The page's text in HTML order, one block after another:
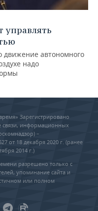
управлять
движение автономного
надо
Зарегистрировано
связи, информационных
–
от 18 декабря 2020 г. (ранее
2014 г.)
разрешено только с
упоминание сайта и
или полном